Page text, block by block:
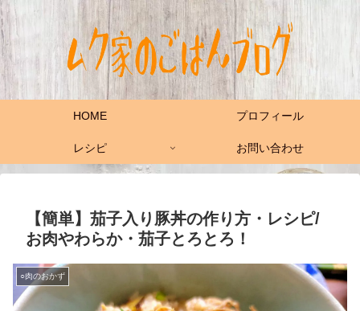
HOME プロフィール
レシピ お問い合わせ
【簡単】茄子入り豚丼の作り方・レシピ/
お肉やわらか・茄子とろとろ！
○肉のおかず